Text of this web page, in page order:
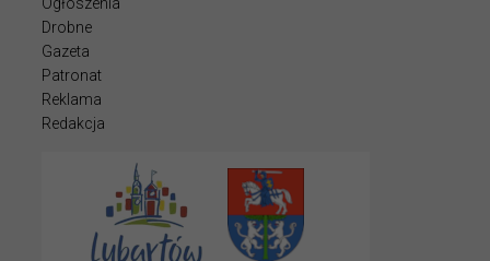
Drobne
Gazeta
Patronat
Reklama
Redakcja